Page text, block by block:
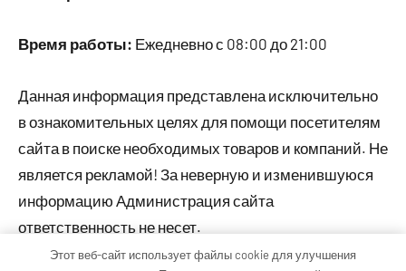
Время работы: Ежедневно с 08:00 до 21:00
Данная информация представлена исключительно
в ознакомительных целях для помощи посетителям
сайта в поиске необходимых товаров и компаний. Не
является рекламой! За неверную и изменившуюся
информацию Администрация сайта
ответственность не несет.
Этот веб-сайт использует файлы cookie для улучшения